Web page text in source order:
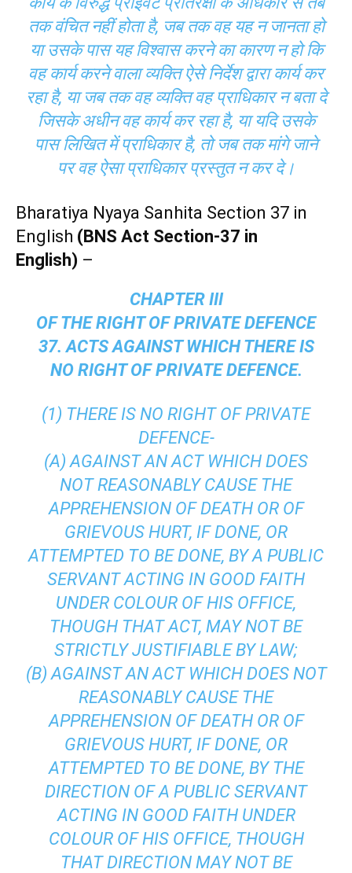
तक वंचित नहीं होता है, जब तक वह यह न जानता हो
या उसके पास यह विश्वास करने का कारण न हो कि
वह कार्य करने वाला व्यक्ति ऐसे निर्देश द्वारा कार्य कर
रहा है, या जब तक वह व्यक्ति वह प्राधिकार न बता दे
जिसके अधीन वह कार्य कर रहा है, या यदि उसके
पास लिखित में प्राधिकार है, तो जब तक मांगे जाने
पर वह ऐसा प्राधिकार प्रस्तुत न कर दे।
Bharatiya Nyaya Sanhita Section 37 in
English (BNS Act Section-37 in
English) –
CHAPTER III
OF THE RIGHT OF PRIVATE DEFENCE
37. ACTS AGAINST WHICH THERE IS
NO RIGHT OF PRIVATE DEFENCE.
(1) THERE IS NO RIGHT OF PRIVATE
DEFENCE-
(A) AGAINST AN ACT WHICH DOES
NOT REASONABLY CAUSE THE
APPREHENSION OF DEATH OR OF
GRIEVOUS HURT, IF DONE, OR
ATTEMPTED TO BE DONE, BY A PUBLIC
SERVANT ACTING IN GOOD FAITH
UNDER COLOUR OF HIS OFFICE,
THOUGH THAT ACT, MAY NOT BE
STRICTLY JUSTIFIABLE BY LAW;
(B) AGAINST AN ACT WHICH DOES NOT
REASONABLY CAUSE THE
APPREHENSION OF DEATH OR OF
GRIEVOUS HURT, IF DONE, OR
ATTEMPTED TO BE DONE, BY THE
DIRECTION OF A PUBLIC SERVANT
ACTING IN GOOD FAITH UNDER
COLOUR OF HIS OFFICE, THOUGH
THAT DIRECTION MAY NOT BE